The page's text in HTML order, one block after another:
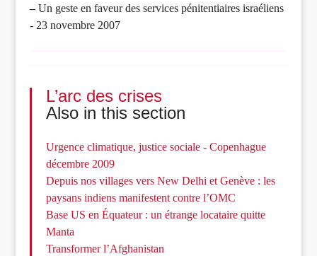
–Un geste en faveur des services pénitentiaires israéliens
- 23 novembre 2007
L’arc des crises
Also in this section
Urgence climatique, justice sociale - Copenhague
décembre 2009
Depuis nos villages vers New Delhi et Genève : les
paysans indiens manifestent contre l’OMC
Base US en Équateur : un étrange locataire quitte
Manta
Transformer l’Afghanistan